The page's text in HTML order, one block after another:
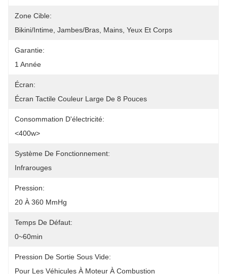
Zone Cible:
Bikini/Intime, Jambes/bras, Mains, Yeux Et Corps
Garantie:
1 Année
Écran:
Écran Tactile Couleur Large De 8 Pouces
Consommation D'électricité:
<400w>
Système De Fonctionnement:
Infrarouges
Pression:
20 À 360 MmHg
Temps De Défaut:
0~60min
Pression De Sortie Sous Vide:
Pour Les Véhicules À Moteur À Combustion